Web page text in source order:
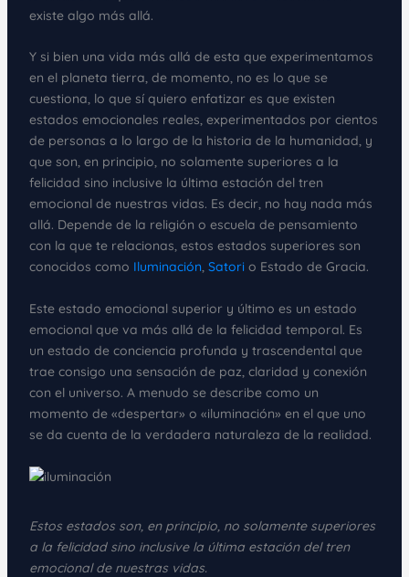
existe algo más allá.
Y si bien una vida más allá de esta que experimentamos
en el planeta tierra, de momento, no es lo que se
cuestiona, lo que sí quiero enfatizar es que existen
estados emocionales reales, experimentados por cientos
de personas a lo largo de la historia de la humanidad, y
que son, en principio, no solamente superiores a la
felicidad sino inclusive la última estación del tren
emocional de nuestras vidas. Es decir, no hay nada más
allá. Depende de la religión o escuela de pensamiento
con la que te relacionas, estos estados superiores son
conocidos como Iluminación, Satori o Estado de Gracia.
Este estado emocional superior y último es un estado
emocional que va más allá de la felicidad temporal. Es
un estado de conciencia profunda y trascendental que
trae consigo una sensación de paz, claridad y conexión
con el universo. A menudo se describe como un
momento de «despertar» o «iluminación» en el que uno
se da cuenta de la verdadera naturaleza de la realidad.
Estos estados son, en principio, no solamente superiores
a la felicidad sino inclusive la última estación del tren
emocional de nuestras vidas.